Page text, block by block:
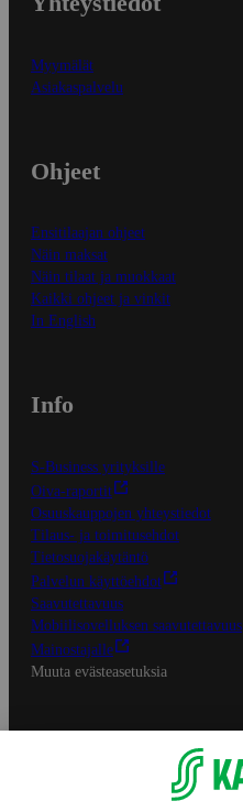
Myymälät
Asiakaspalvelu
Ohjeet
Ensitilaajan ohjeet
Näin maksat
Näin tilaat ja muokkaat
Kaikki ohjeet ja vinkit
In English
Info
S-Business yrityksille
Oiva-raportit
Osuuskauppojen yhteystiedot
Tilaus- ja toimitusehdot
Tietosuojakäytäntö
Palvelun käyttöehdot
Saavutettavuus
Mobiilisovelluksen saavutettavuus
Mainostajalle
Muuta evästeasetuksia
S-ryhmän palvelut